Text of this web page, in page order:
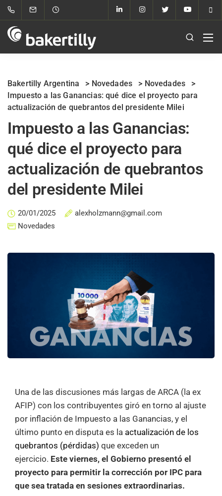
Bakertilly Argentina > Novedades > Novedades
>
Impuesto a las Ganancias: qué dice el proyecto para
actualización de quebrantos del presidente Milei
Impuesto a las Ganancias:
qué dice el proyecto para
actualización de quebrantos
del presidente Milei
20/01/2025
alexholzmann@gmail.com
Novedades
Una de las discusiones más largas de ARCA (la ex
AFIP) con los contribuyentes giró en torno al ajuste
por inflación de Impuesto a las Ganancias, y el
último punto en disputa es la actualización de los
quebrantos (pérdidas) que exceden un
ejercicio. Este viernes, el Gobierno presentó el
proyecto para permitir la corrección por IPC para
que sea tratada en sesiones extraordinarias.